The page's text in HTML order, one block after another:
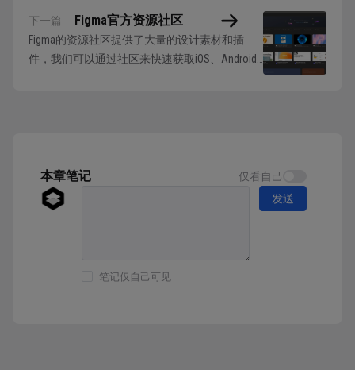
下一篇 Figma官方资源社区
Figma的资源社区提供了大量的设计素材和插
件，我们可以通过社区来快速获取iOS、Android
本章笔记 仅看自己
笔记仅自己可见
发送